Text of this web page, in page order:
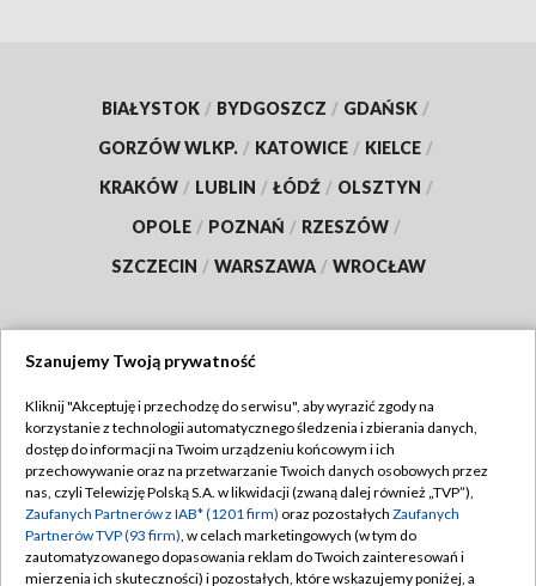
BIAŁYSTOK / BYDGOSZCZ / GDAŃSK /
GORZÓW WLKP. / KATOWICE / KIELCE /
KRAKÓW / LUBLIN / ŁÓDŹ / OLSZTYN /
OPOLE / POZNAŃ / RZESZÓW /
SZCZECIN / WARSZAWA / WROCŁAW
TVP
Abonament TVP
Emisja w TVP
Centrum informacji TVP
Regulamin TVP
Polityka prywatności
Moje zgody
Szanujemy Twoją prywatność
Kliknij "Akceptuję i przechodzę do serwisu", aby wyrazić zgody na
korzystanie z technologii automatycznego śledzenia i zbierania danych,
dostęp do informacji na Twoim urządzeniu końcowym i ich
przechowywanie oraz na przetwarzanie Twoich danych osobowych przez
nas, czyli Telewizję Polską S.A. w likwidacji (zwaną dalej również „TVP”),
Zaufanych Partnerów z IAB* (1201 firm) oraz pozostałych Zaufanych
Partnerów TVP (93 firm), w celach marketingowych (w tym do
zautomatyzowanego dopasowania reklam do Twoich zainteresowań i
mierzenia ich skuteczności) i pozostałych, które wskazujemy poniżej, a